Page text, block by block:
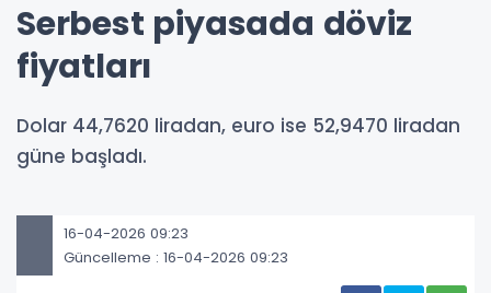
Serbest piyasada döviz
fiyatları
Dolar 44,7620 liradan, euro ise 52,9470 liradan
güne başladı.
16-04-2026 09:23
Güncelleme : 16-04-2026 09:23